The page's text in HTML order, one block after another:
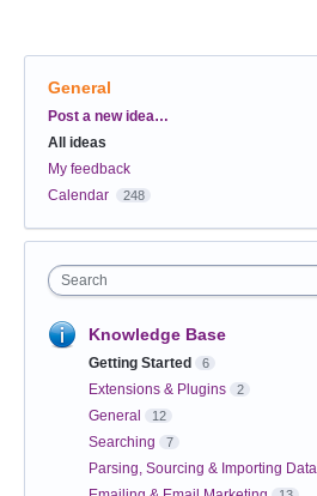
General
Categories
Post a new idea…
All ideas
My feedback
Calendar
248
Search
Knowledge Base
Getting Started 6
Extensions & Plugins 2
General 12
Searching 7
Parsing, Sourcing & Importing Data